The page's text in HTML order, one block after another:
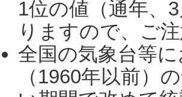
1位の値（通年、
りますので、ご
全国の気象台等
（1960年以前）